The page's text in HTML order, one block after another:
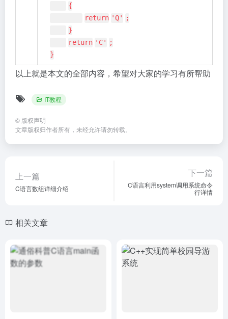
{
return 'Q'
;
}
return 'C'
;
}
以上就是本文的全部内容，希望对大家的学习有所帮助
IT教程
© 版权声明
文章版权归作者所有，未经允许请勿转载。
上一篇
C语言数组详细介绍
下一篇
C语言利用system调用系统命令
行详情
相关文章